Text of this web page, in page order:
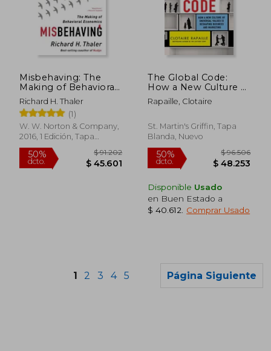
40%
dcto.
$ 80.042 50%
dcto.
Misbehaving: The
Making of Behavioral
Economics (en
Inglés)
Richard H. Thaler
(1)
W. W. Norton & Company,
2016, 1 Edición, Tapa
Blanda, Nuevo
The Global Code:
How a New Culture of
Universal Values Is
Reshaping Business
Inglés)
Rapaille, Clotaire
St. Martin's Griffin, Tapa
Blanda, Nuevo
Disponible Usado
en Buen Estado a
$ 40.612
Comprar Usado
1 2 3 4 5 Página Siguiente